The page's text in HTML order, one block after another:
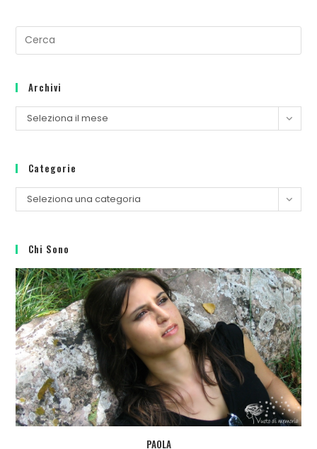
Archivi
Seleziona il mese
Categorie
Seleziona una categoria
Chi Sono
PAOLA